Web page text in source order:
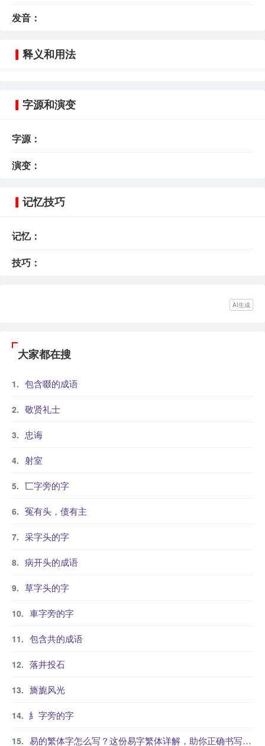
发音：
释义和用法
字源和演变
字源：
演变：
记忆技巧
记忆：
技巧：
AI生成
大家都在搜
包含啜的成语
敬贤礼士
忠诲
射室
匸字旁的字
冤有头，债有主
采字头的字
病开头的成语
草字头的字
車字旁的字
包含共的成语
落井投石
旖旎风光
糹字旁的字
易的繁体字怎么写？这份易字繁体详解，助你正确书写汉字_汉字繁体学习